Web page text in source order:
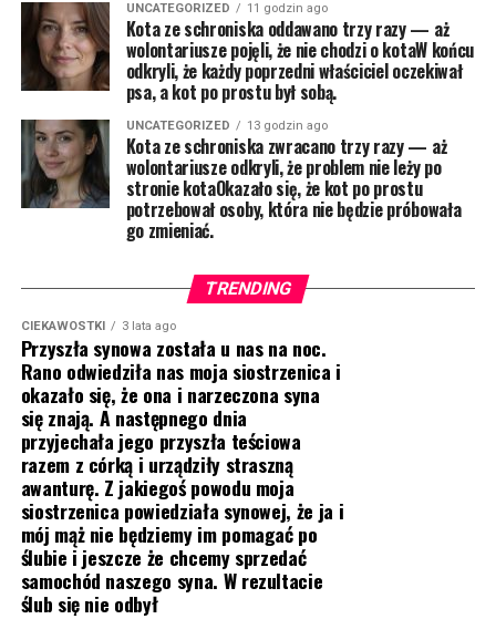
UNCATEGORIZED 11 godzin ago
Kota ze schroniska oddawano trzy razy — aż
wolontariusze pojęli, że nie chodzi o kotaW końcu
odkryli, że każdy poprzedni właściciel oczekiwał
psa, a kot po prostu był sobą.
UNCATEGORIZED 13 godzin ago
Kota ze schroniska zwracano trzy razy — aż
wolontariusze odkryli, że problem nie leży po
stronie kotaOkazało się, że kot po prostu
potrzebował osoby, która nie będzie próbowała
go zmieniać.
TRENDING
CIEKAWOSTKI 3 lata ago
Przyszła synowa została u nas na noc.
Rano odwiedziła nas moja siostrzenica i
okazało się, że ona i narzeczona syna
się znają. A następnego dnia
przyjechała jego przyszła teściowa
razem z córką i urządziły straszną
awanturę. Z jakiegoś powodu moja
siostrzenica powiedziała synowej, że ja i
mój mąż nie będziemy im pomagać po
ślubie i jeszcze że chcemy sprzedać
samochód naszego syna. W rezultacie
ślub się nie odbył